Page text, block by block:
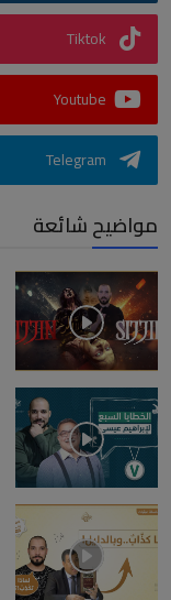
Tiktok
Youtube
Telegram
مواضيح شائعة